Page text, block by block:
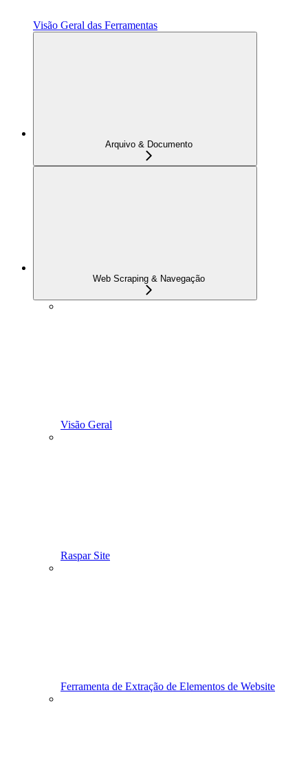
Visão Geral das Ferramentas
Arquivo & Documento
Web Scraping & Navegação
Visão Geral
Raspar Site
Ferramenta de Extração de Elementos de Website